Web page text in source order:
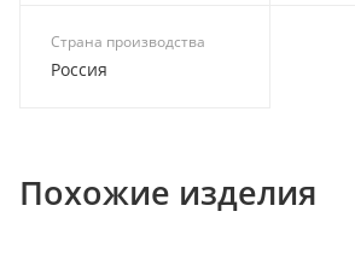
Страна производства
Россия
Похожие изделия